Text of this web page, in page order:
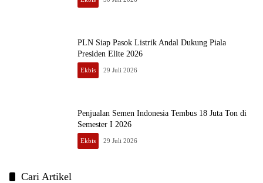
PLN Siap Pasok Listrik Andal Dukung Piala
Presiden Elite 2026
Ekbis 29 Juli 2026
Penjualan Semen Indonesia Tembus 18 Juta Ton di
Semester I 2026
Ekbis 29 Juli 2026
Cari Artikel